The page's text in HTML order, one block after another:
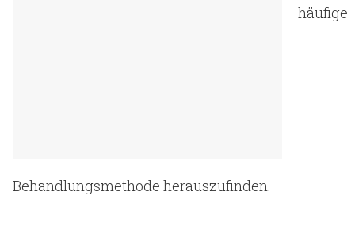
häufige
Behandlungsmethode herauszufinden.